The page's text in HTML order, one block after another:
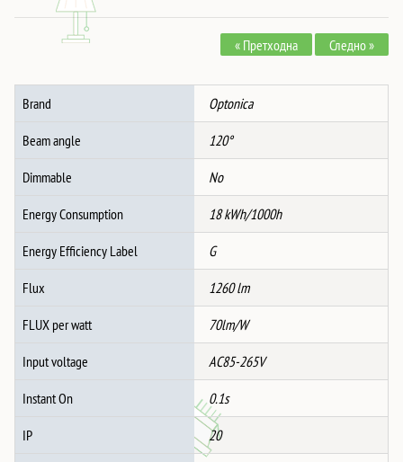
количина
« Претходна Следно »
Brand Optonica
Beam angle 120°
Dimmable No
Energy Consumption 18 kWh/1000h
Energy Efficiency Label G
Flux 1260 lm
FLUX per watt 70lm/W
Input voltage AC85-265V
Instant On 0.1s
IP 20